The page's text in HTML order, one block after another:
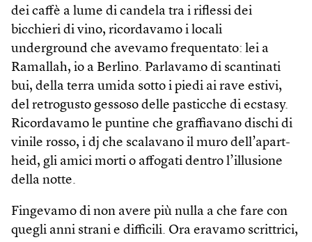
dei caffè a lume di candela tra i riflessi dei
bicchieri di vino, ricordavamo i locali
underground che avevamo frequentato: lei a
Ramallah, io a Berlino. Parlavamo di scantinati
bui, della terra umida sotto i piedi ai rave estivi,
del retrogusto gessoso delle pasticche di ecstasy.
Ricordavamo le puntine che graffiavano dischi di
vinile rosso, i dj che scalavano il muro dell’apart­
heid, gli amici morti o affogati dentro l’illusione
della notte.
Fingevamo di non avere più nulla a che fare con
quegli anni strani e difficili. Ora eravamo scrittrici,